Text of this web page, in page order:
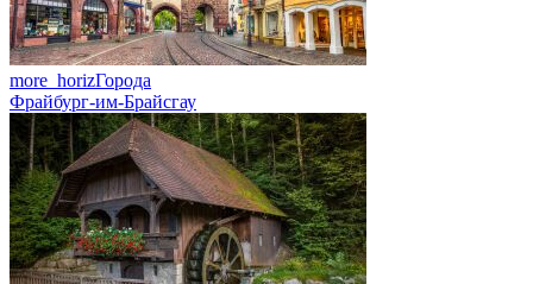
more_horizГорода
Фрайбург-им-Брайсгау